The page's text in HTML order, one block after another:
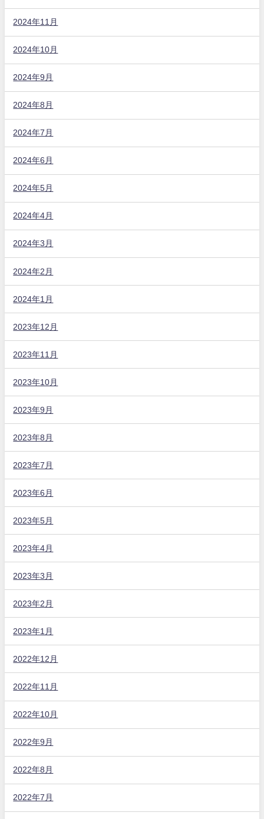
2024年11月
2024年10月
2024年9月
2024年8月
2024年7月
2024年6月
2024年5月
2024年4月
2024年3月
2024年2月
2024年1月
2023年12月
2023年11月
2023年10月
2023年9月
2023年8月
2023年7月
2023年6月
2023年5月
2023年4月
2023年3月
2023年2月
2023年1月
2022年12月
2022年11月
2022年10月
2022年9月
2022年8月
2022年7月